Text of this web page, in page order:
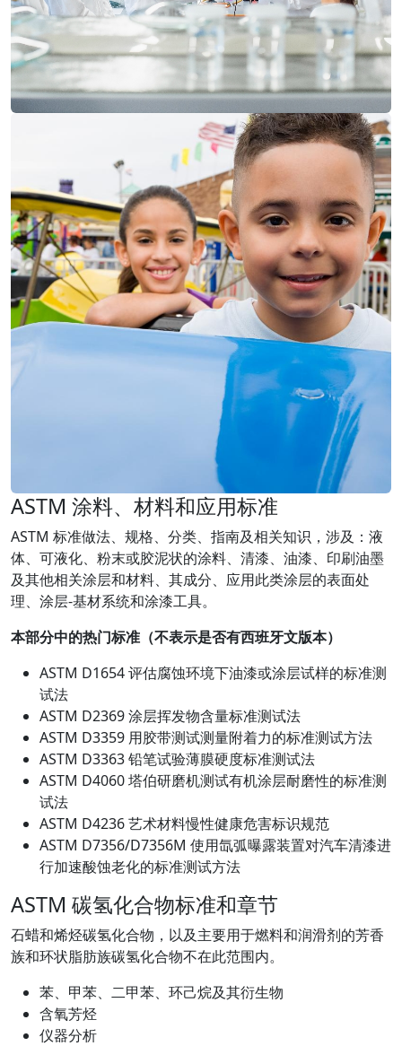
ASTM 涂料、材料和应用标准
ASTM 标准做法、规格、分类、指南及相关知识，涉及：液
体、可液化、粉末或胶泥状的涂料、清漆、油漆、印刷油墨
及其他相关涂层和材料、其成分、应用此类涂层的表面处
理、涂层-基材系统和涂漆工具。
本部分中的热门标准（不表示是否有西班牙文版本）
ASTM D1654 评估腐蚀环境下油漆或涂层试样的标准测
试法
ASTM D2369 涂层挥发物含量标准测试法
ASTM D3359 用胶带测试测量附着力的标准测试方法
ASTM D3363 铅笔试验薄膜硬度标准测试法
ASTM D4060 塔伯研磨机测试有机涂层耐磨性的标准测
试法
ASTM D4236 艺术材料慢性健康危害标识规范
ASTM D7356/D7356M 使用氙弧曝露装置对汽车清漆进
行加速酸蚀老化的标准测试方法
ASTM 碳氢化合物标准和章节
石蜡和烯烃碳氢化合物，以及主要用于燃料和润滑剂的芳香
族和环状脂肪族碳氢化合物不在此范围内。
苯、甲苯、二甲苯、环己烷及其衍生物
含氧芳烃
仪器分析